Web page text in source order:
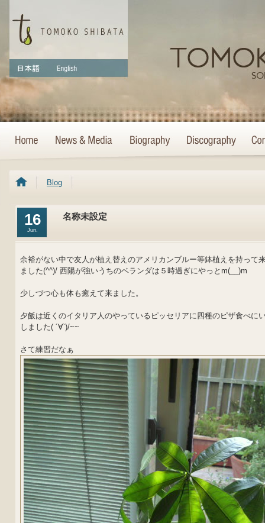
Blog
16
Jun.
名称未設定
余裕がない中で友人が植え替えのアメリカンブルー等鉢植えを持って
ました(^^)/ 西陽が強いうちのベランダは５時過ぎにやっとm(__)m
少しづつ心も体も癒えて来ました。
夕飯は近くのイタリア人のやっているピッセリアに四種のピザ食べに
しました( ´∀`)/~~
さて練習だなぁ